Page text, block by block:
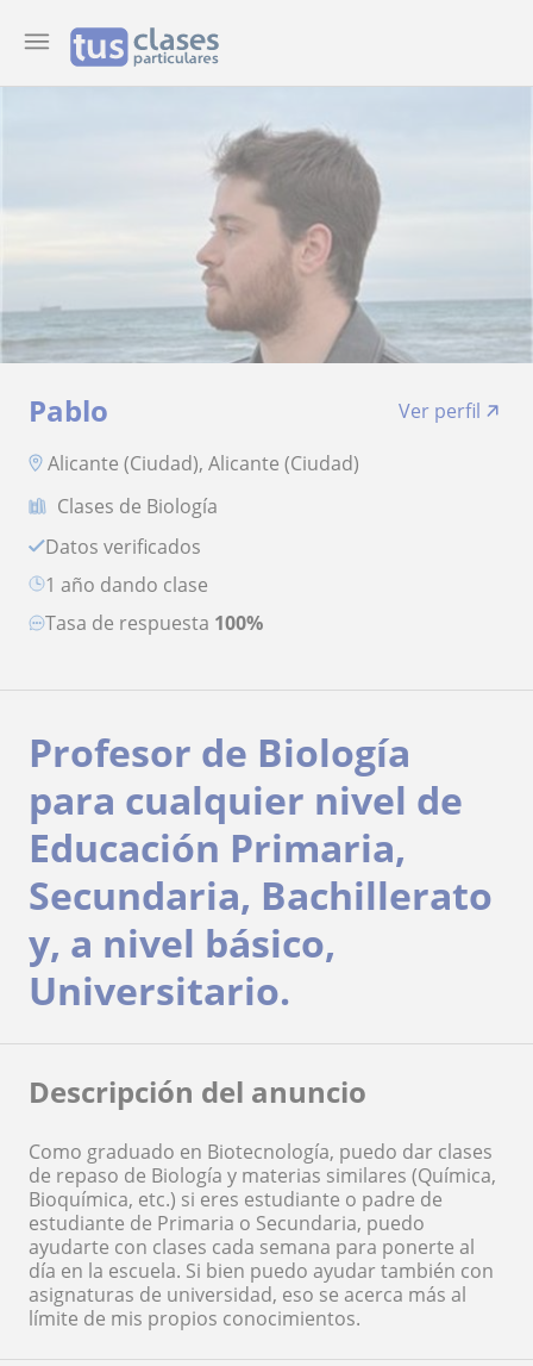
Pablo
Ver perfil
Alicante (Ciudad), Alicante (Ciudad)
Clases de Biología
Datos verificados
1 año dando clase
Tasa de respuesta 100%
Profesor de Biología
para cualquier nivel de
Educación Primaria,
Secundaria, Bachillerato
y, a nivel básico,
Universitario.
Descripción del anuncio
Como graduado en Biotecnología, puedo dar clases
de repaso de Biología y materias similares (Química,
Bioquímica, etc.) si eres estudiante o padre de
estudiante de Primaria o Secundaria, puedo
ayudarte con clases cada semana para ponerte al
día en la escuela. Si bien puedo ayudar también con
asignaturas de universidad, eso se acerca más al
límite de mis propios conocimientos.